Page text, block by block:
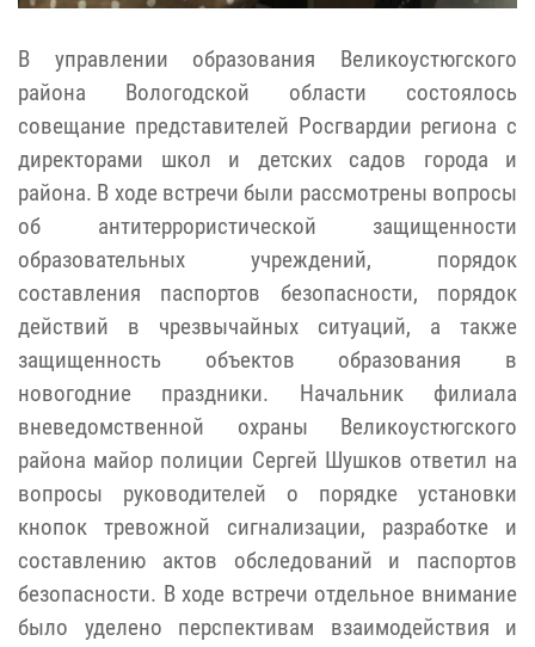
В управлении образования Великоустюгского
района Вологодской области состоялось
совещание представителей Росгвардии региона с
директорами школ и детских садов города и
района. В ходе встречи были рассмотрены вопросы
об антитеррористической защищенности
образовательных учреждений, порядок
составления паспортов безопасности, порядок
действий в чрезвычайных ситуаций, а также
защищенность объектов образования в
новогодние праздники. Начальник филиала
вневедомственной охраны Великоустюгского
района майор полиции Сергей Шушков ответил на
вопросы руководителей о порядке установки
кнопок тревожной сигнализации, разработке и
составлению актов обследований и паспортов
безопасности. В ходе встречи отдельное внимание
было уделено перспективам взаимодействия и